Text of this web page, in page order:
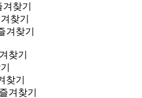
겨찾기
찾기
겨찾기
찾기
찾기
즐겨찾기